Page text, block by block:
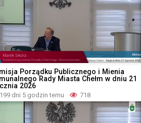
Porządku Publicznego i Mienia
Rady Miasta Chełm w dniu 21
2026
199 dni 5 godzin temu 718